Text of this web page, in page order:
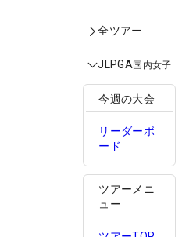
全ツアー
JLPGA国内女子
今週の大会
リーダーボ
ード
ツアーメニ
ュー